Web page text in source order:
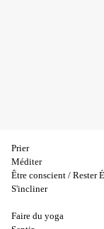
Prier
Méditer
Être conscient / Rester
S'incliner
Faire du yoga